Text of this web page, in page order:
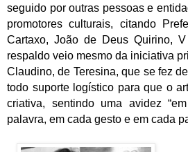
seguido por outras pessoas e
promotores culturais, citando
Cartaxo, João de Deus Quirino,
respaldo veio mesmo da iniciativa
Claudino, de Teresina, que se fez
todo suporte logístico para que o
criativa, sentindo uma avidez
palavra, em cada gesto e em cada